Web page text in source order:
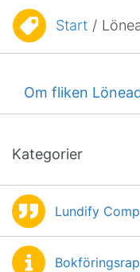
Du är här:Start /
Om fliken
Kategorier
Lundify